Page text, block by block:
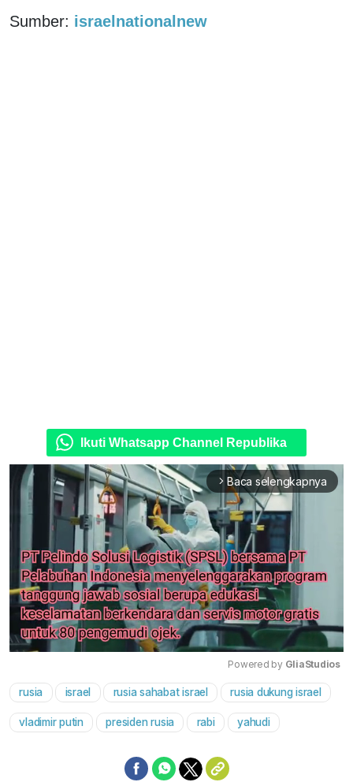
Sumber: israelnationalnew
Ikuti Whatsapp Channel Republika
arrow_forward_ios Baca selengkapnya
Mute
Powered by GliaStudios
rusia israel rusia sahabat israel rusia dukung israel
vladimir putin presiden rusia rabi yahudi